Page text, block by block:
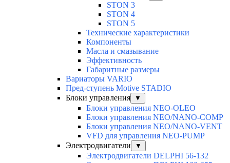
STON 3
STON 4
STON 5
Технические характеристики
Компоненты
Масла и смазывание
Эффективность
Габаритные размеры
Вариаторы VARIO
Пред-ступень Motive STADIO
Блоки управления
▼
Блоки управления NEO-OLEO
Блоки управления NEO/NANO-COMP
Блоки управления NEO/NANO-VENT
VFD для управления NEO-PUMP
Электродвигатели
▼
Электродвигатели DELPHI 56-132